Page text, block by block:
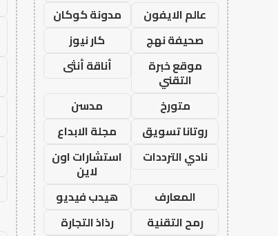
عالم الايفون
مدونة كوكان
صحيفة نهج
كار نيوز
موقع خبرة
التقني
أناقة أنثى
متورخ
مدسن
روتانا تسويق
مجلة الابداع
نادي الترددات
استشارات اون
لاين
المعارف
هيدب فيديو
رمح التقنية
رذاذ التجارة